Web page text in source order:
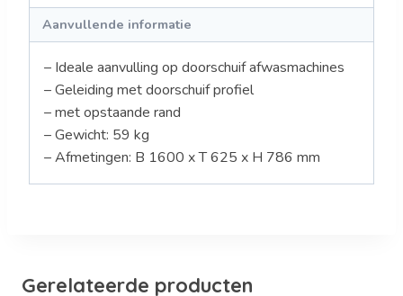
Aanvullende informatie
– Ideale aanvulling op doorschuif afwasmachines
– Geleiding met doorschuif profiel
– met opstaande rand
– Gewicht: 59 kg
– Afmetingen: B 1600 x T 625 x H 786 mm
Gerelateerde producten